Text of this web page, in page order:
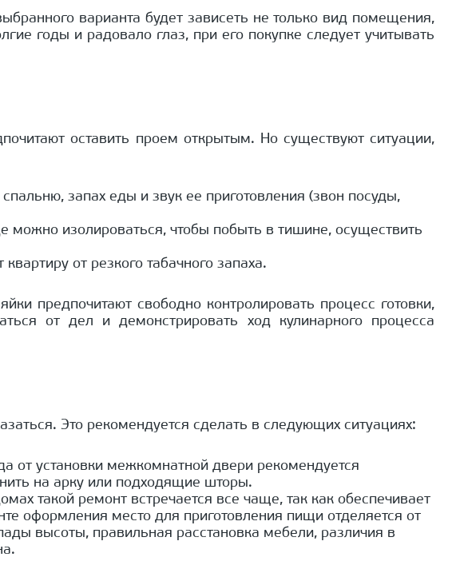
варианта будет зависеть не только вид помещения,
годы и радовало глаз, при его покупке следует учитывать
оставить проем открытым. Но существуют ситуации,
запах еды и звук ее приготовления (звон посуды,
можно изолироваться, чтобы побыть в тишине, осуществить
от резкого табачного запаха.
предпочитают свободно контролировать процесс готовки,
от дел и демонстрировать ход кулинарного процесса
Это рекомендуется сделать в следующих ситуациях:
от установки межкомнатной двери рекомендуется
на арку или подходящие шторы.
такой ремонт встречается все чаще, так как обеспечивает
оформления место для приготовления пищи отделяется от
высоты, правильная расстановка мебели, различия в